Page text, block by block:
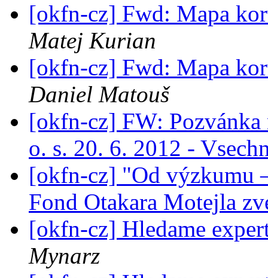
[okfn-cz] Fwd: Mapa
Matej Kurian
[okfn-cz] Fwd: Mapa
Daniel Matouš
[okfn-cz] FW:
o. s. 20. 6. 2012 -
[okfn-cz] "Od výzkumu
Fond Otakara Motejla
[okfn-cz] Hledame
Mynarz